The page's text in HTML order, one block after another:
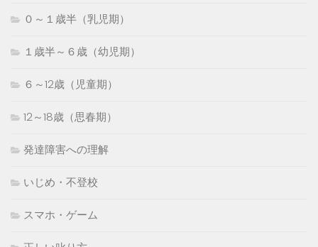
０～１歳半（乳児期）
１歳半～６歳（幼児期）
６～12歳（児童期）
12～18歳（思春期）
発達障害への理解
いじめ・不登校
スマホ・ゲーム